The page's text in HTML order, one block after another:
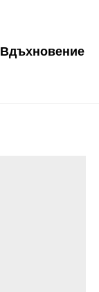
Вдъхновение